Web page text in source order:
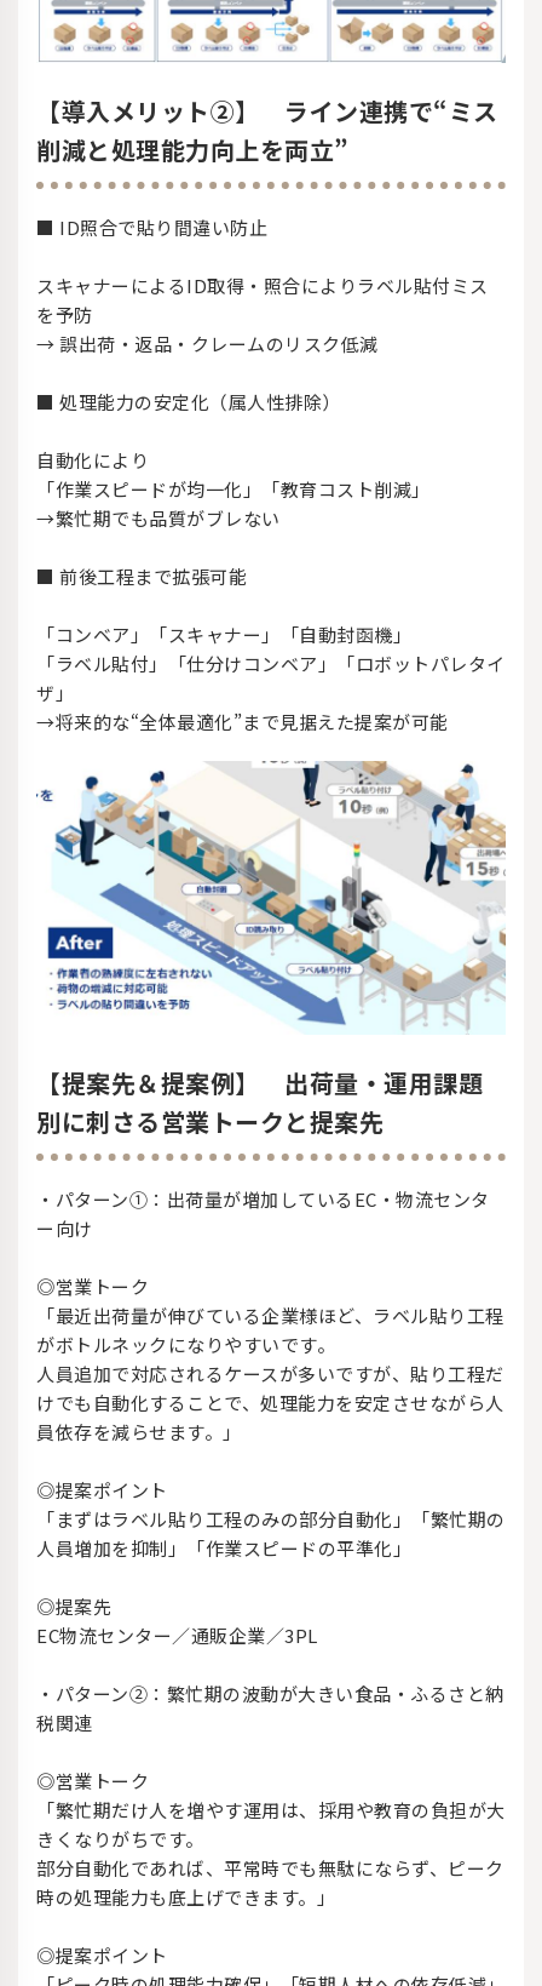
【導入メリット②】 ライン連携で“ミス
削減と処理能力向上を両立”
■ ID照合で貼り間違い防止
スキャナーによるID取得・照合によりラベル貼付ミス
を予防
→ 誤出荷・返品・クレームのリスク低減
■ 処理能力の安定化（属人性排除）
自動化により
「作業スピードが均一化」「教育コスト削減」
→繁忙期でも品質がブレない
■ 前後工程まで拡張可能
「コンベア」「スキャナー」「自動封函機」
「ラベル貼付」「仕分けコンベア」「ロボットパレタイ
ザ」
→将来的な“全体最適化”まで見据えた提案が可能
【提案先＆提案例】 出荷量・運用課題
別に刺さる営業トークと提案先
・パターン①：出荷量が増加しているEC・物流センタ
ー向け
◎営業トーク
「最近出荷量が伸びている企業様ほど、ラベル貼り工程
がボトルネックになりやすいです。
人員追加で対応されるケースが多いですが、貼り工程だ
けでも自動化することで、処理能力を安定させながら人
員依存を減らせます。」
◎提案ポイント
「まずはラベル貼り工程のみの部分自動化」「繁忙期の
人員増加を抑制」「作業スピードの平準化」
◎提案先
EC物流センター／通販企業／3PL
・パターン②：繁忙期の波動が大きい食品・ふるさと納
税関連
◎営業トーク
「繁忙期だけ人を増やす運用は、採用や教育の負担が大
きくなりがちです。
部分自動化であれば、平常時でも無駄にならず、ピーク
時の処理能力も底上げできます。」
◎提案ポイント